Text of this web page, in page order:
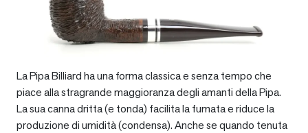
La Pipa Billiard ha una forma classica e senza tempo che
piace alla stragrande maggioranza degli amanti della Pipa.
La sua canna dritta (e tonda) facilita la fumata e riduce la
produzione di umidità (condensa). Anche se quando tenuta